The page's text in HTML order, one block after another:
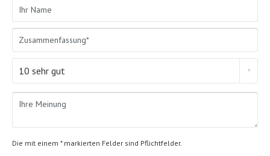
Die mit einem * markierten Felder sind Pflichtfelder.